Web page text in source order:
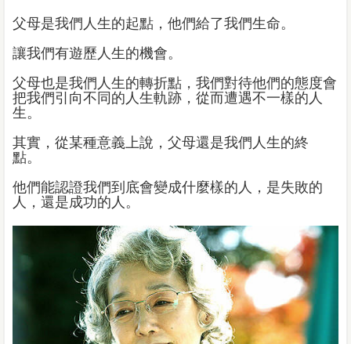
父母是我們人生的起點，他們給了我們生命。
讓我們有遊歷人生的機會。
父母也是我們人生的轉折點，我們對待他們的態度會
把我們引向不同的人生軌跡，從而遭遇不一樣的人
生。
其實，從某種意義上說，父母還是我們人生的終
點。
他們能認證我們到底會變成什麼樣的人，是失敗的
人，還是成功的人。